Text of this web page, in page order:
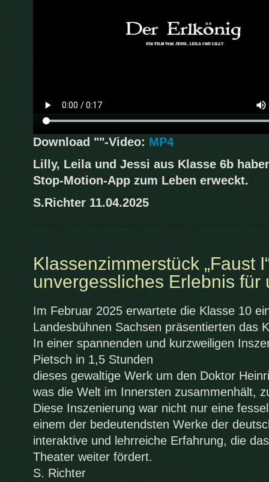
Download ""-Video: MP4
Lilly, Leila und Jessi aus Klasse 6b
Stop-Motion-App zum Leben erweckt.
S.Richter 11.04.2025
Klassenzimmerstück „Faust
unvergessliches Erlebnis für
Im Februar 2025 erwartete die Klasse 10
Landesbühnen Sachsen präsentierten das
In einer spannenden und kurzweiligen
Pietsch in 1,5 Stunden
dieses gewaltige Werk um den Doktor
was die Welt im Innersten zusammenhält,
Diese Inszenierung war nicht nur eine
einem der bedeutendsten Werke der
interaktive und lehrreiche Erfahrung, die
Theater weiter fördert.
S. Richter